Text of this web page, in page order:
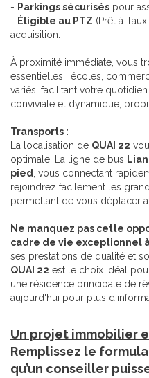
- Parkings sécurisés pour
- Éligible au PTZ (Prêt à
acquisition.
À proximité immédiate, vous
essentielles : écoles,
variés, facilitant votre
conviviale et dynamique,
Transports :
La localisation de QUAI 22
optimale. La ligne de bus
pied, vous connectant
rejoindrez facilement les
permettant de vous déplacer
Ne manquez pas cette
cadre de vie exceptionnel
ses prestations de qualité et
QUAI 22 est le choix idéal
une résidence principale de
aujourd'hui pour plus
Un projet immobilier
Remplissez le
qu’un conseiller